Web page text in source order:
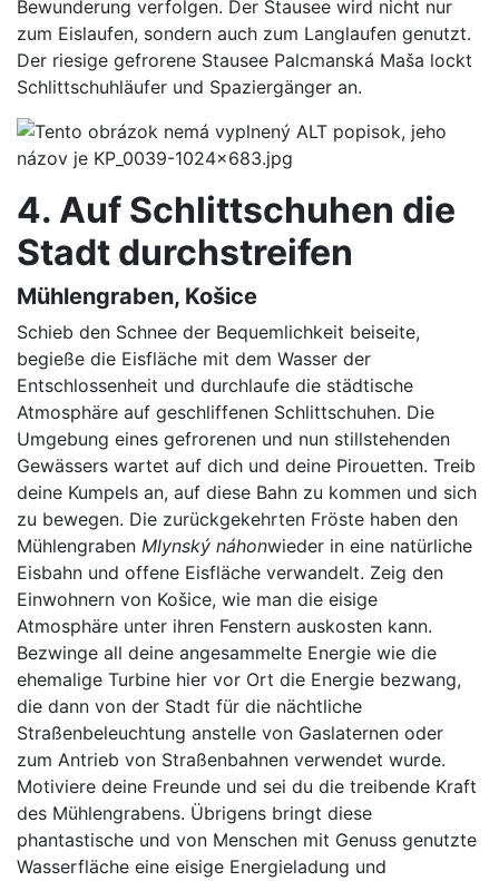
Bewunderung verfolgen. Der Stausee wird nicht nur
zum Eislaufen, sondern auch zum Langlaufen genutzt.
Der riesige gefrorene Stausee Palcmanská Maša lockt
Schlittschuhläufer und Spaziergänger an.
4. Auf Schlittschuhen die
Stadt durchstreifen
Mühlengraben, Košice
Schieb den Schnee der Bequemlichkeit beiseite,
begieße die Eisfläche mit dem Wasser der
Entschlossenheit und durchlaufe die städtische
Atmosphäre auf geschliffenen Schlittschuhen. Die
Umgebung eines gefrorenen und nun stillstehenden
Gewässers wartet auf dich und deine Pirouetten. Treib
deine Kumpels an, auf diese Bahn zu kommen und sich
zu bewegen. Die zurückgekehrten Fröste haben den
Mühlengraben Mlynský náhonwieder in eine natürliche
Eisbahn und offene Eisfläche verwandelt. Zeig den
Einwohnern von Košice, wie man die eisige
Atmosphäre unter ihren Fenstern auskosten kann.
Bezwinge all deine angesammelte Energie wie die
ehemalige Turbine hier vor Ort die Energie bezwang,
die dann von der Stadt für die nächtliche
Straßenbeleuchtung anstelle von Gaslaternen oder
zum Antrieb von Straßenbahnen verwendet wurde.
Motiviere deine Freunde und sei du die treibende Kraft
des Mühlengrabens. Übrigens bringt diese
phantastische und von Menschen mit Genuss genutzte
Wasserfläche eine eisige Energieladung und